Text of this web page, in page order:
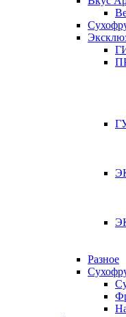
Разное